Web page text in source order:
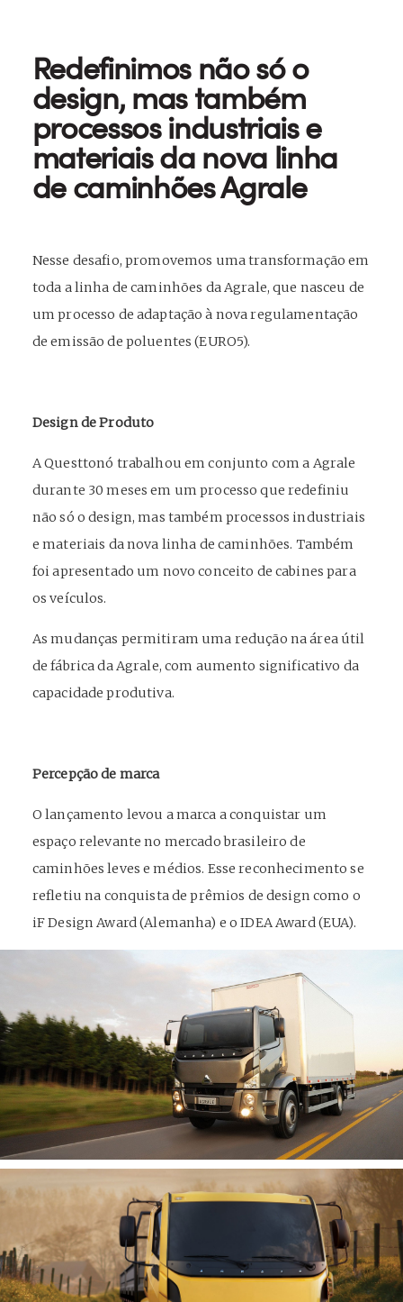
Redefinimos não só o
design, mas também
processos industriais e
materiais da nova linha
de caminhões Agrale
Nesse desafio, promovemos uma transformação em
toda a linha de caminhões da Agrale, que nasceu de
um processo de adaptação à nova regulamentação
de emissão de poluentes (EURO5).
Design de Produto
A Questtonó trabalhou em conjunto com a Agrale
durante 30 meses em um processo que redefiniu
não só o design, mas também processos industriais
e materiais da nova linha de caminhões. Também
foi apresentado um novo conceito de cabines para
os veículos.
As mudanças permitiram uma redução na área útil
de fábrica da Agrale, com aumento significativo da
capacidade produtiva.
Percepção de marca
O lançamento levou a marca a conquistar um
espaço relevante no mercado brasileiro de
caminhões leves e médios. Esse reconhecimento se
refletiu na conquista de prêmios de design como o
iF Design Award (Alemanha) e o IDEA Award (EUA).